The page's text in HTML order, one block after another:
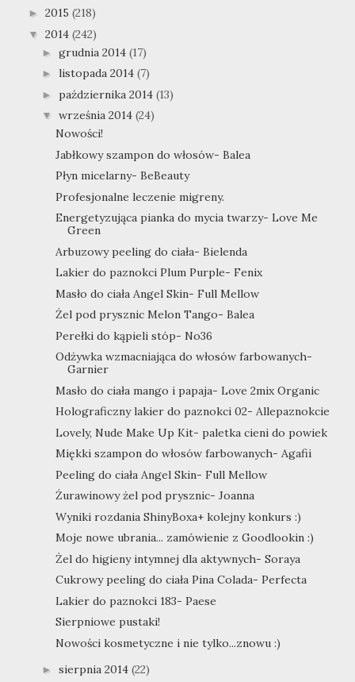
► 2015 (218)
▼ 2014 (242)
► grudnia 2014 (17)
► listopada 2014 (7)
► października 2014 (13)
▼ września 2014 (24)
Nowości!
Jabłkowy szampon do włosów- Balea
Płyn micelarny- BeBeauty
Profesjonalne leczenie migreny.
Energetyzująca pianka do mycia twarzy- Love Me
Green
Arbuzowy peeling do ciała- Bielenda
Lakier do paznokci Plum Purple- Fenix
Masło do ciała Angel Skin- Full Mellow
Żel pod prysznic Melon Tango- Balea
Perełki do kąpieli stóp- No36
Odżywka wzmacniająca do włosów farbowanych-
Garnier
Masło do ciała mango i papaja- Love 2mix Organic
Holograficzny lakier do paznokci 02- Allepaznokcie
Lovely, Nude Make Up Kit- paletka cieni do powiek
Miękki szampon do włosów farbowanych- Agafii
Peeling do ciała Angel Skin- Full Mellow
Żurawinowy żel pod prysznic- Joanna
Wyniki rozdania ShinyBoxa+ kolejny konkurs :)
Moje nowe ubrania... zamówienie z Goodlookin :)
Żel do higieny intymnej dla aktywnych- Soraya
Cukrowy peeling do ciała Pina Colada- Perfecta
Lakier do paznokci 183- Paese
Sierpniowe pustaki!
Nowości kosmetyczne i nie tylko...znowu :)
► sierpnia 2014 (22)